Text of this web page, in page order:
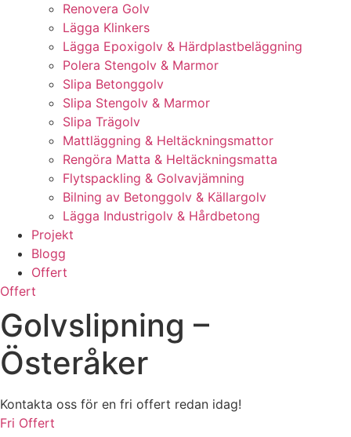
Renovera Golv
Lägga Klinkers
Lägga Epoxigolv & Härdplastbeläggning
Polera Stengolv & Marmor
Slipa Betonggolv
Slipa Stengolv & Marmor
Slipa Trägolv
Mattläggning & Heltäckningsmattor
Rengöra Matta & Heltäckningsmatta
Flytspackling & Golvavjämning
Bilning av Betonggolv & Källargolv
Lägga Industrigolv & Hårdbetong
Projekt
Blogg
Offert
Offert
Golvslipning –
Österåker
Kontakta oss för en fri offert redan idag!
Fri Offert